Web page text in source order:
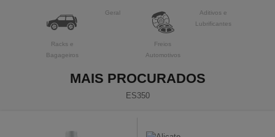
Racks e
Bagageiros
Geral
Freios
Automotivos
Aditivos e
Lubrificantes
MAIS PROCURADOS
ES350